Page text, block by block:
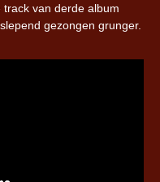
van derde album
gezongen grunger.